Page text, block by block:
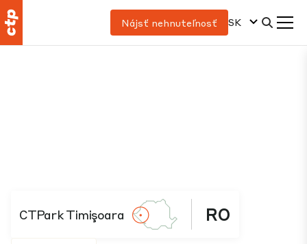
Nájsť nehnuteľnosť SK
CTPark Timişoara RO